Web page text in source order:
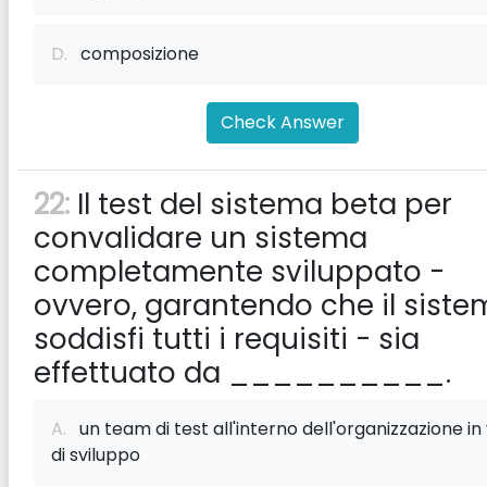
D. composizione
Check Answer
22: Il test del sistema beta per
convalidare un sistema
completamente sviluppato -
ovvero, garantendo che il
soddisfi tutti i requisiti - sia
effettuato da __________.
A. un team di test all'interno dell'organizzazione in
di sviluppo